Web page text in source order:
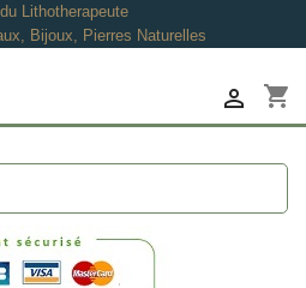
Lithotherapeute
Bijoux, Pierres Naturelles
shopping_cart
